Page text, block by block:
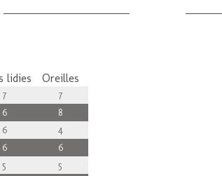
lidies Oreilles
7
7
6
8
6
4
6
6
5
5